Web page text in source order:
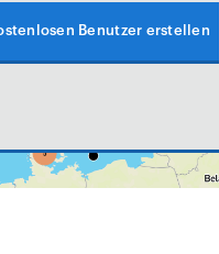
Benutzer erstellen